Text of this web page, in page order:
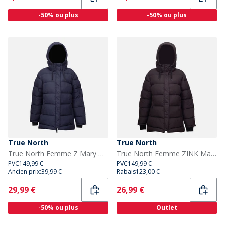
-50% ou plus -50% ou plus
True North
True North Femme Z Mary Doudoune Ink
PVC149,99 €
Ancien prix:39,99 €
Current
29,99 €
-50% ou plus
True North
True North Femme ZINK Mary Puffer Noir
PVC149,99 €
Rabais123,00 €
Current
26,99 €
Outlet